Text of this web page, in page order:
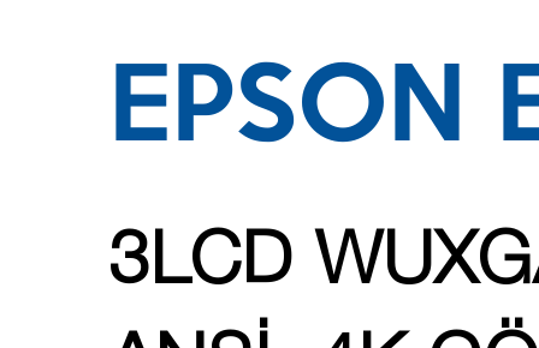
EPSON
3LCD